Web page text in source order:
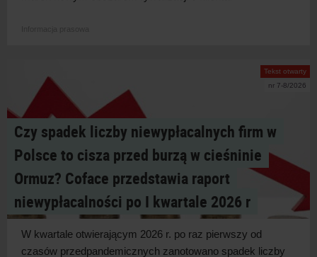
Tekst otwarty
nr 7-8/2026
Czy spadek liczby niewypłacalnych firm w
Polsce to cisza przed burzą w cieśninie
Ormuz? Coface przedstawia raport
niewypłacalności po I kwartale 2026 r
W kwartale otwierającym 2026 r. po raz pierwszy od
czasów przedpandemicznych zanotowano spadek liczby